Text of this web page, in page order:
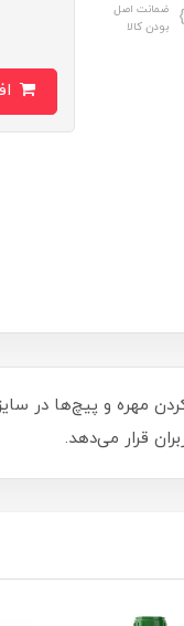
ضمانت اصل
بودن کالا